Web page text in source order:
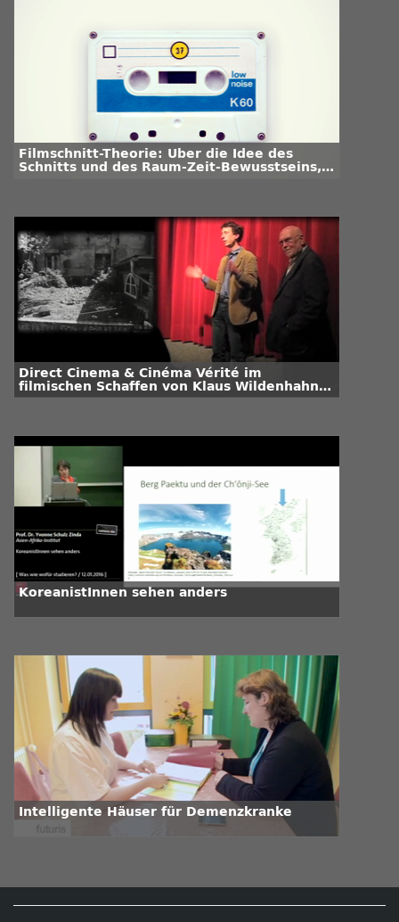
Filmschnitt-Theorie: Über die Idee des
Schnitts und des Raum-Zeit-Bewusstseins,
Direct Cinema & Cinéma Vérité im
filmischen Schaffen von Klaus Wildenhahn /
Teil 1
KoreanistInnen sehen anders
Intelligente Häuser für Demenzkranke